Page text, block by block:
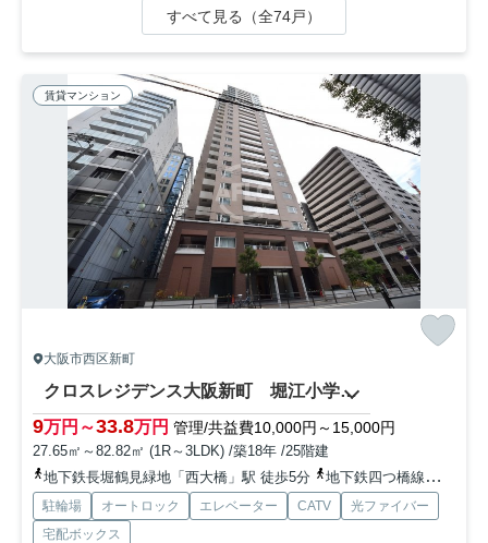
すべて見る（全74戸）
賃貸マンション
大阪市西区新町
クロスレジデンス大阪新町 堀江小学校区
9万円～33.8万円 管理/共益費10,000円～15,000円
27.65㎡～82.82㎡ (1R～3LDK) /築18年 /25階建
地下鉄長堀鶴見緑地「西大橋」駅 徒歩5分
地下鉄四つ橋線「四ツ橋」駅 徒歩7分
駐輪場 オートロック エレベーター CATV
光ファイバー
宅配ボックス